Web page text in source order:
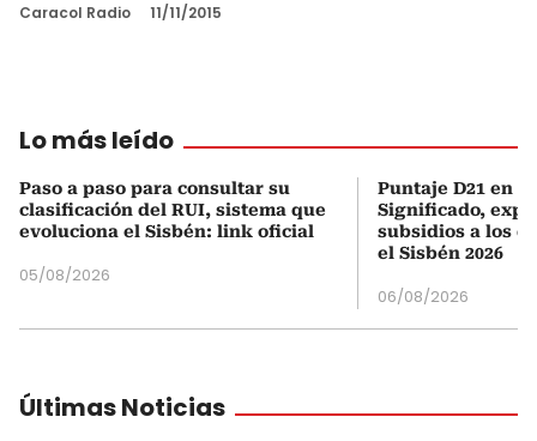
Caracol Radio 11/11/2015
Lo más leído
Paso a paso para consultar su
clasificación del RUI, sistema que
evoluciona el Sisbén: link oficial
05/08/2026
Puntaje D21 en
Significado,
subsidios a los
el Sisbén 2026
06/08/2026
Últimas Noticias